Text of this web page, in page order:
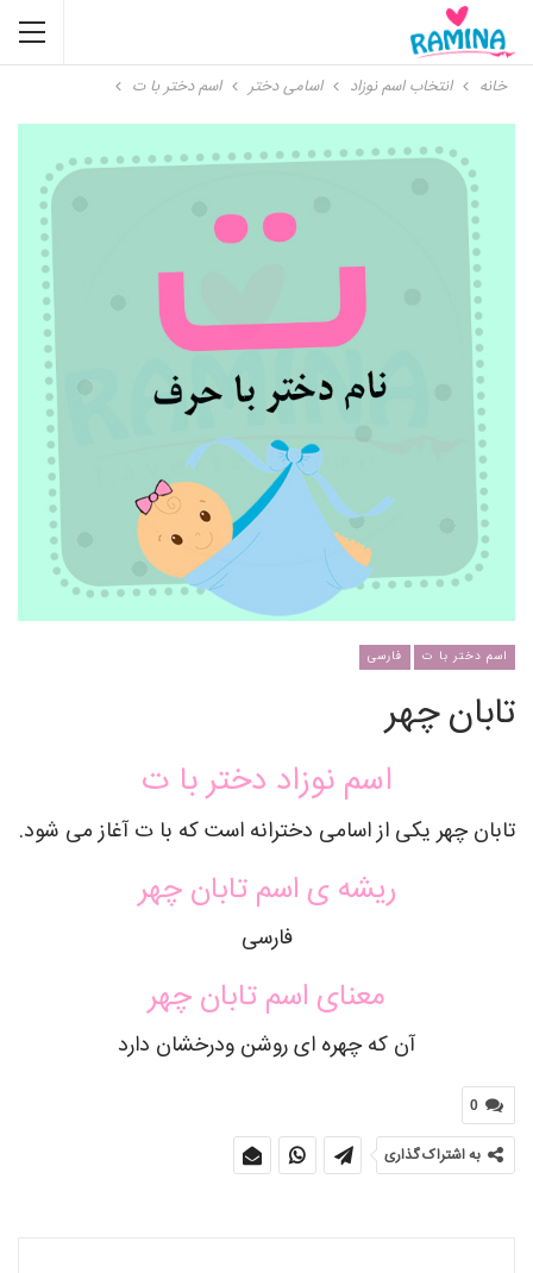
خانه انتخاب اسم نوزاد اسامی دختر اسم دختر با ت
اسم دختر با ت فارسی
تابان چهر
اسم نوزاد دختر با ت
تابان چهر یکی از اسامی دخترانه است که با ت آغاز می شود.
ریشه ی اسم تابان چهر
فارسی
معنای اسم تابان چهر
آن که چهره ای روشن ودرخشان دارد
0
به اشتراک گذاری